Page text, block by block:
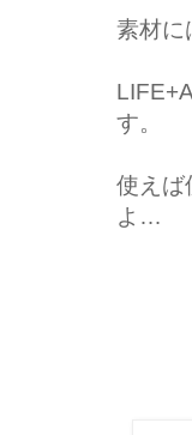
素材に
す。
使えば
よ…